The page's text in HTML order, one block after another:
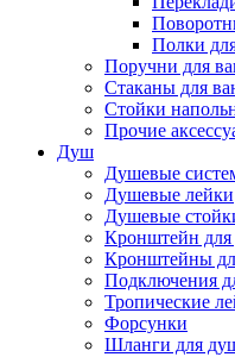
Полки
Поручни для
Стаканы для
Стойки
Прочие
Душ
Душевые
Душевые лейки
Душевые
Кронштейн
Кронштейны
Подключения
Тропические
Форсунки
Шланги для